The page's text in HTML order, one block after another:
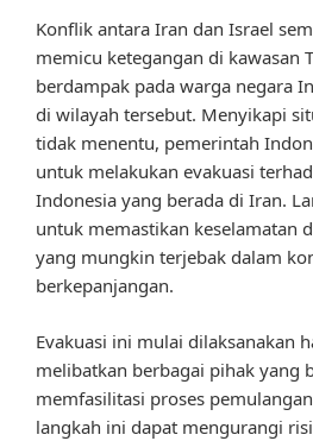
Konflik antara Iran dan Israel
memicu ketegangan di kawasan
berdampak pada warga negara
di wilayah tersebut. Menyikapi
tidak menentu, pemerintah
untuk melakukan evakuasi
Indonesia yang berada di Iran.
untuk memastikan keselamatan
yang mungkin terjebak dalam
berkepanjangan.
Evakuasi ini mulai dilaksanakan
melibatkan berbagai pihak yang
memfasilitasi proses
langkah ini dapat mengurangi